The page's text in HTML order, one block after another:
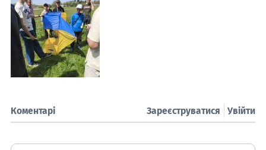
Коментарі Увійти
Зареєструватися